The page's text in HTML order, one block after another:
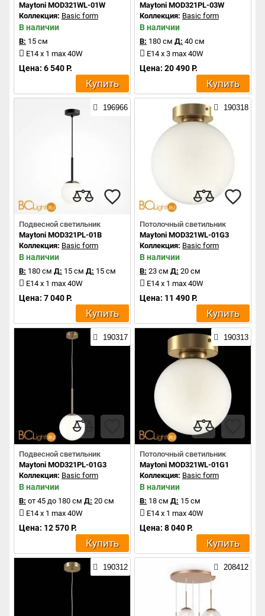
Maytoni MOD321WL-01W
Коллекция: Basic form
В наличии
В: 15 см
E14 x 1 max 40W
Цена: 6 540 Р.
Купить
Maytoni MOD321PL-03W
Коллекция: Basic form
В наличии
В: 180 см Д: 40 см
E14 x 3 max 40W
Цена: 20 490 Р.
Купить
196966
Подвесной светильник
Maytoni MOD321PL-01B
Коллекция: Basic form
В наличии
В: 180 см Д: 15 см Д: 15 см
E14 x 1 max 40W
Цена: 7 040 Р.
Купить
190318
Потолочный светильник
Maytoni MOD321WL-01G3
Коллекция: Basic form
В наличии
В: 23 см Д: 20 см
E14 x 1 max 40W
Цена: 11 490 Р.
Купить
190317
Подвесной светильник
Maytoni MOD321PL-01G3
Коллекция: Basic form
В наличии
В: от 45 до 180 см Д: 20 см
E14 x 1 max 40W
Цена: 12 570 Р.
Купить
190313
Потолочный светильник
Maytoni MOD321WL-01G1
Коллекция: Basic form
В наличии
В: 18 см Д: 15 см
E14 x 1 max 40W
Цена: 8 040 Р.
Купить
190312 208412